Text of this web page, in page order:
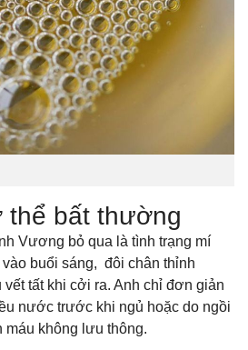
thể bất thường
Vương bỏ qua là tình trạng mí
buổi sáng, đôi chân thỉnh
vết tất khi cởi ra. Anh chỉ đơn giản
nước trước khi ngủ hoặc do ngồi
máu không lưu thông.